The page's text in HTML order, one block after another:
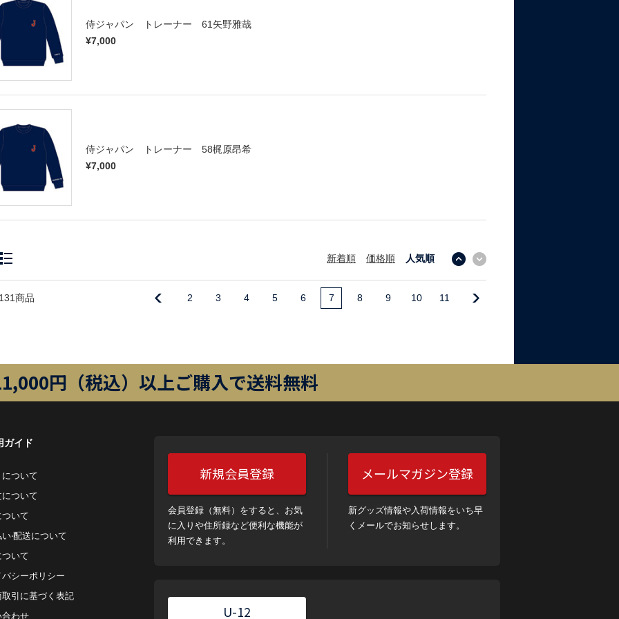
侍ジャパン トレーナー 61矢野雅哉
¥7,000
侍ジャパン トレーナー 58梶原昂希
¥7,000
新着順 価格順 人気順
商品 2 3 4 5 6 7 8 9 10 11
円（税込）以上ご購入で送料無料
ガイド
ついて
ついて
いて
‧配送について
いて
シーポリシー
取引に基づく表記
合わせ
新規会員登録
会員登録（無料）をすると、お気
に入りや住所録など便利な機能が
利用できます。
メールマガジン登録
新グッズ情報や入荷情報をいち早
くメールでお知らせします。
U-12